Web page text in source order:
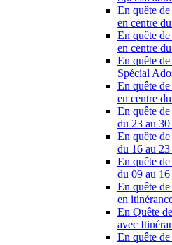
En quête
en centre
En quête
en centre
En quête
Spécial
En quête
en centre
En quête
du 23 au
En quête
du 16 au
En quête
du 09 au
En quête
en
En Quête
avec
En quête